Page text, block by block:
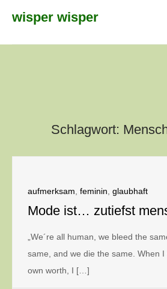
wisper wisper
Schlagwort:
aufmerksam feminin glaubhaft
Mode ist… zutiefst
„We´re all human, we bleed the
same, and we die the same. When
own worth, I […]